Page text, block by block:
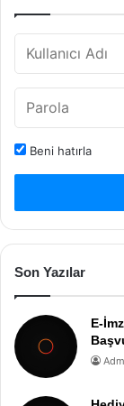
Beni hatırla
Son Yazılar
E-